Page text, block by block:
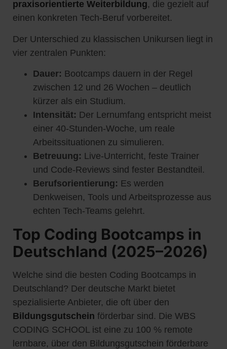
praxisorientierte Weiterbildung, die gezielt auf
einen konkreten Tech-Beruf vorbereitet.
Der Unterschied zu klassischen Unikursen liegt in
vier zentralen Punkten:
Dauer: Bootcamps dauern in der Regel
zwischen 12 und 26 Wochen – deutlich
kürzer als ein Studium.
Intensität: Der Lernumfang entspricht meist
einer 40-Stunden-Woche, um reale
Arbeitssituationen zu simulieren.
Betreuung: Live-Unterricht, feste Trainer
und Code-Reviews sind fester Bestandteil.
Berufsorientierung: Es werden
Denkweisen, Tools und Arbeitsprozesse aus
echten Tech-Teams gelehrt.
Top Coding Bootcamps in
Deutschland (2025–2026)
Welche sind die besten Coding Bootcamps in
Deutschland? Der deutsche Markt bietet
spezialisierte Anbieter, die oft über den
Bildungsgutschein förderbar sind. Die WBS
CODING SCHOOL ist eine zu 100 % remote
lernbare, über den Bildungsgutschein förderbare